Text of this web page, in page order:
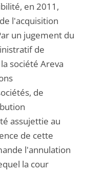
en 2011,
l'acquisition
un jugement du
de
société Areva
de
assujettie au
de cette
l'annulation
la cour